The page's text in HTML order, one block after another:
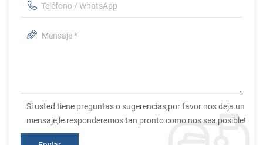
Si usted tiene preguntas o sugerencias,por favor nos deja un
mensaje,le responderemos tan pronto como nos sea posible!